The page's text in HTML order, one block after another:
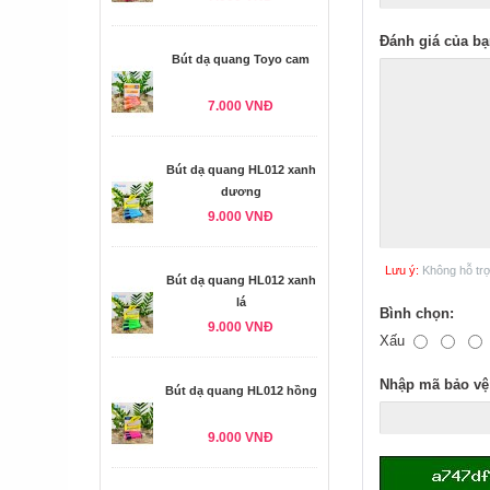
Bút dạ quang Toyo cam
7.000 VNĐ
Bút dạ quang HL012 xanh
dương
9.000 VNĐ
Bút dạ quang HL012 xanh
lá
9.000 VNĐ
Bút dạ quang HL012 hồng
9.000 VNĐ
Đánh giá của
Lưu ý: Không hỗ
Bình chọn:
Xấu
Nhập mã bảo